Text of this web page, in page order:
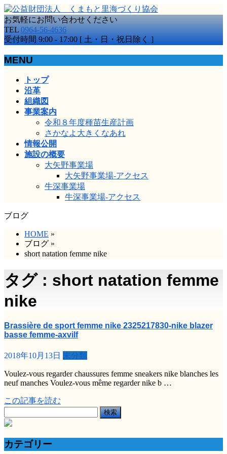
お気軽にお問い合わせください
TEL 0964-56-4636
受付時間 9:00 - 17:00 [ 土・日・祝日除く ]
MENU
トップ
沿革
組織図
事業案内
令和８年度種苗生産計画
さかなよ大きくなあれ
情報公開
施設の概要
大矢野事業場
大矢野事業場-アクセス
牛深事業場
牛深事業場-アクセス
ブログ
HOME »
ブログ »
short natation femme nike
タグ : short natation femme
nike
Brassière de sport femme nike 2325217830-nike blazer
basse femme-axvilf
2018年10月13日 未分類
Voulez-vous regarder chaussures femme sneakers nike blanches les
neuf manches Voulez-vous même regarder nike b …
この記事を読む
索:
カテゴリー